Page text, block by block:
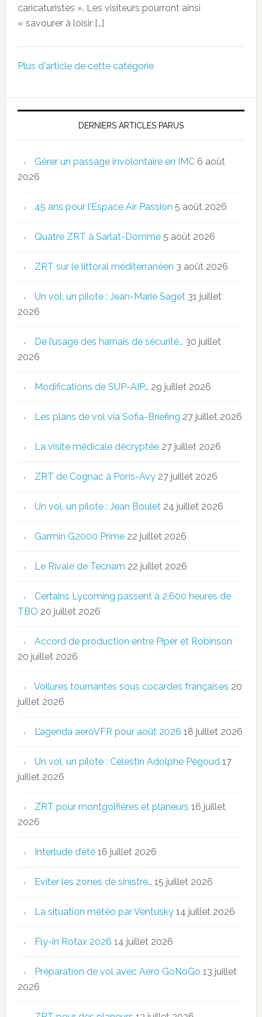
caricaturistes ». Les visiteurs pourront ainsi
« savourer à loisir […]
Plus d'article de cette catégorie
DERNIERS ARTICLES PARUS
Gérer un passage involontaire en IMC 6 août
2026
45 ans pour l’Espace Air Passion 5 août 2026
Quatre ZRT à Sarlat-Domme 5 août 2026
ZRT sur le littoral méditerranéen 3 août 2026
Un vol, un pilote : Jean-Marie Saget 31 juillet
2026
De l’usage des harnais de sécurité… 30 juillet
2026
Modifications de SUP-AIP… 29 juillet 2026
Les plans de vol via Sofia-Briefing 27 juillet 2026
La visite médicale décryptée 27 juillet 2026
ZRT de Cognac à Pons-Avy 27 juillet 2026
Un vol, un pilote : Jean Boulet 24 juillet 2026
Garmin G2000 Prime 22 juillet 2026
Le Rivale de Tecnam 22 juillet 2026
Certains Lycoming passent à 2.600 heures de
TBO 20 juillet 2026
Accord de production entre Piper et Robinson
20 juillet 2026
Voilures tournantes sous cocardes françaises 20
juillet 2026
L’agenda aeroVFR pour août 2026 18 juillet 2026
Un vol, un pilote : Célestin Adolphe Pégoud 17
juillet 2026
ZRT pour montgolfières et planeurs 16 juillet
2026
Interlude d’été 16 juillet 2026
Eviter les zones de sinistre… 15 juillet 2026
La situation météo par Ventusky 14 juillet 2026
Fly-in Rotax 2026 14 juillet 2026
Préparation de vol avec Aero GoNoGo 13 juillet
2026